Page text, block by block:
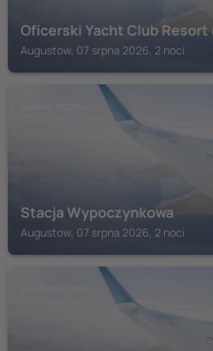
Oficerski Yacht Club Resort
Augustow, 07 srpna 2026, 2 noci
Stacja Wypoczynkowa
Augustow, 07 srpna 2026, 2 noci